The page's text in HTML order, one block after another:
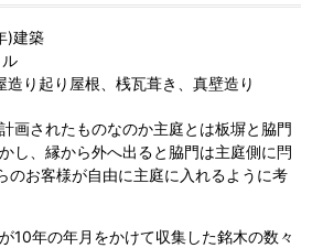
)建築
造り起り屋根、桟瓦葺き、真壁造り
画されたものなのか主庭とは板塀と脇門
し、縁から外へ出ると脇門は主庭側に閂
のお客様が自由に主庭に入れるように考
10年の年月をかけて収集した銘木の数々